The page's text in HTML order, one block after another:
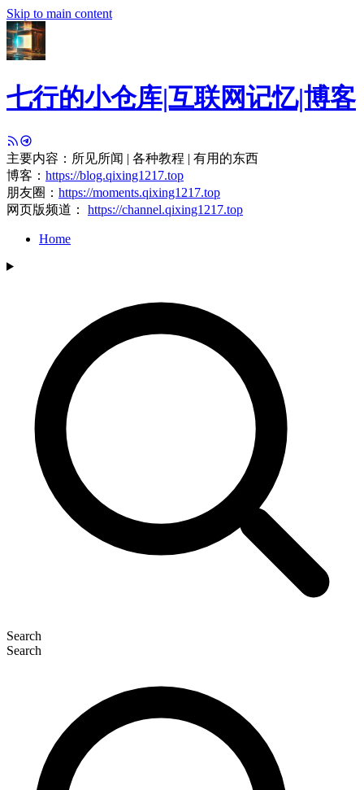
Skip to main content
七行的小仓库|互联网记忆|博客
主要内容：所见所闻 | 各种教程 | 有用的东西
博客： https://blog.qixing1217.top
朋友圈： https://moments.qixing1217.top
网页版频道： https://channel.qixing1217.top
Home
Search
Search